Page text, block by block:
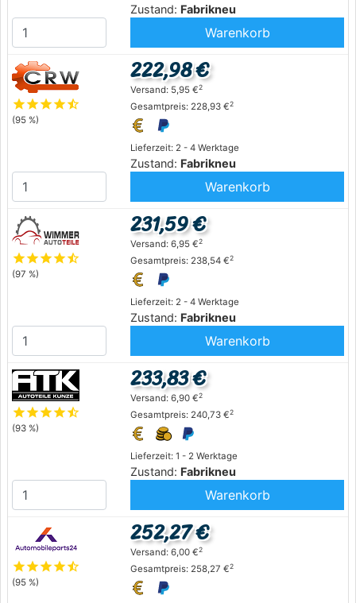
Zustand: Fabrikneu
Warenkorb
starstarstarstarstar_half
(95 %)
Lieferzeit: 2 - 4 Werktage
Zustand: Fabrikneu
222,98 €
Versand: 5,95 €2
Gesamtpreis: 228,93 €2
Warenkorb
starstarstarstarstar_half
(97 %)
Lieferzeit: 2 - 4 Werktage
Zustand: Fabrikneu
231,59 €
Versand: 6,95 €2
Gesamtpreis: 238,54 €2
Warenkorb
starstarstarstarstar_half
(93 %)
Lieferzeit: 1 - 2 Werktage
Zustand: Fabrikneu
233,83 €
Versand: 6,90 €2
Gesamtpreis: 240,73 €2
Warenkorb
starstarstarstarstar_half
(95 %)
252,27 €
Versand: 6,00 €2
Gesamtpreis: 258,27 €2